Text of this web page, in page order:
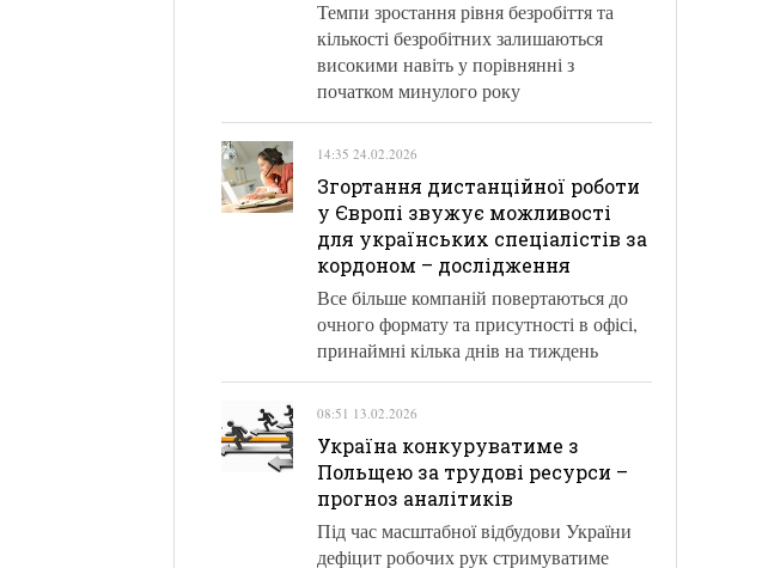
Темпи зростання рівня безробіття та
кількості безробітних залишаються
високими навіть у порівнянні з
початком минулого року
14:35 24.02.2026
Згортання дистанційної роботи
у Європі звужує можливості
для українських спеціалістів за
кордоном – дослідження
Все більше компаній повертаються до
очного формату та присутності в офісі,
принаймні кілька днів на тиждень
08:51 13.02.2026
Україна конкуруватиме з
Польщею за трудові ресурси –
прогноз аналітиків
Під час масштабної відбудови України
дефіцит робочих рук стримуватиме